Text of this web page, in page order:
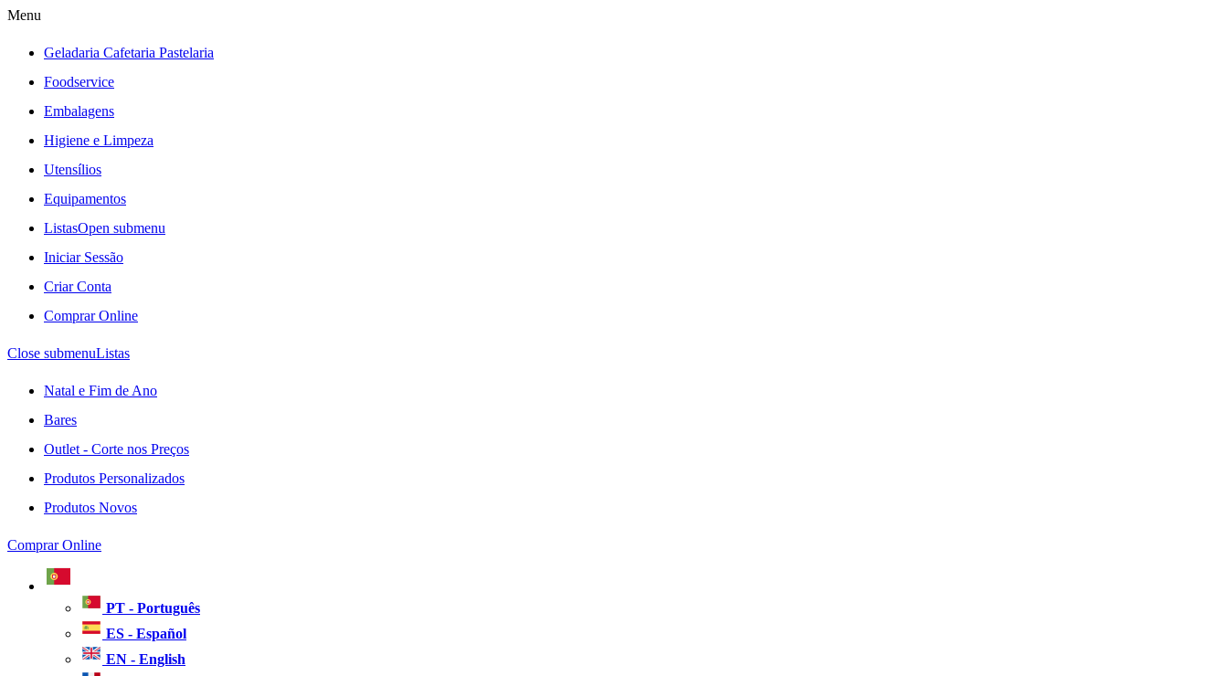
Menu
Geladaria Cafetaria Pastelaria
Foodservice
Embalagens
Higiene e Limpeza
Utensílios
Equipamentos
ListasOpen submenu
Iniciar Sessão
Criar Conta
Comprar Online
Close submenuListas
Natal e Fim de Ano
Bares
Outlet - Corte nos Preços
Produtos Personalizados
Produtos Novos
Comprar Online
PT - Português
ES - Español
EN - English